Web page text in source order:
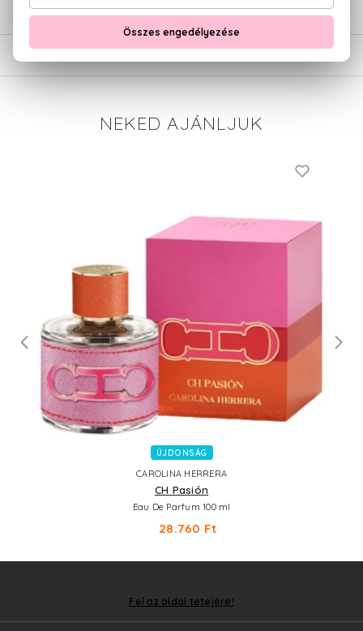
SZÁLLÍTÁS
NEKED AJÁNLJUK
ÚJDONSÁG
CAROLINA HERRERA
CH Pasión
Eau De Parfum 100 ml
28.760 Ft
Fel az oldal tetejére!